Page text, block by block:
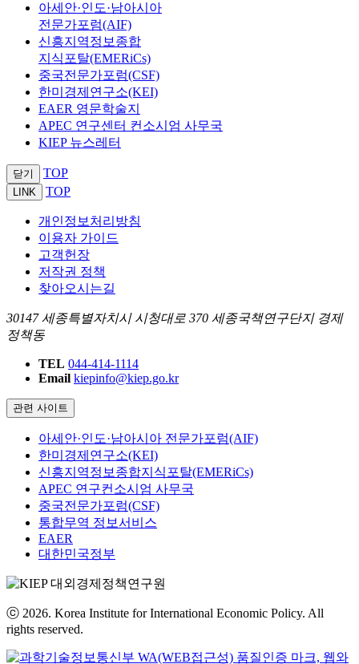
아세안·인도·남아시아
전문가포럼(AIF)
신흥지역정보종합
지식포탈(EMERiCs)
중국전문가포럼(CSF)
한미경제연구소(KEI)
EAER 영문학술지
APEC 연구센터 컨소시엄 사무국
KIEP 뉴스레터
닫기 TOP
LINK TOP
개인정보처리방침
이용자 가이드
고객헌장
저작권 정책
찾아오시는길
30147 세종특별자치시 시청대로 370 세종국책연구단지 경제
정책동
TEL 044-414-1114
Email kiepinfo@kiep.go.kr
관련 사이트
아세안·인도·남아시아 전문가포럼(AIF)
한미경제연구소(KEI)
신흥지역정보종합지식포탈(EMERiCs)
APEC 연구컨소시엄 사무국
중국전문가포럼(CSF)
통합무역 정보서비스
EAER
대한민국정부
ⓒ 2026. Korea Institute for International Economic Policy. All
rights reserved.